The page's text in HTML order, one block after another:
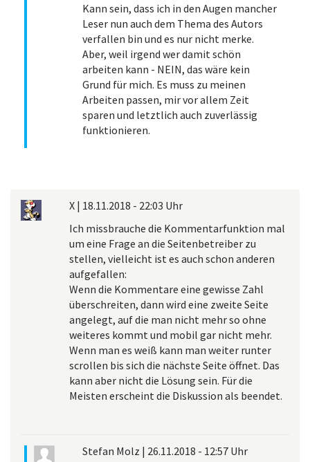
Kann sein, dass ich in den Augen mancher
Leser nun auch dem Thema des Autors
verfallen bin und es nur nicht merke.
Aber, weil irgend wer damit schön
arbeiten kann - NEIN, das wäre kein
Grund für mich. Es muss zu meinen
Arbeiten passen, mir vor allem Zeit
sparen und letztlich auch zuverlässig
funktionieren.
X | 18.11.2018 - 22:03 Uhr
Ich missbrauche die Kommentarfunktion mal
um eine Frage an die Seitenbetreiber zu
stellen, vielleicht ist es auch schon anderen
aufgefallen:
Wenn die Kommentare eine gewisse Zahl
überschreiten, dann wird eine zweite Seite
angelegt, auf die man nicht mehr so ohne
weiteres kommt und mobil gar nicht mehr.
Wenn man es weiß kann man weiter runter
scrollen bis sich die nächste Seite öffnet. Das
kann aber nicht die Lösung sein. Für die
Meisten erscheint die Diskussion als beendet.
Stefan Molz | 26.11.2018 - 12:57 Uhr